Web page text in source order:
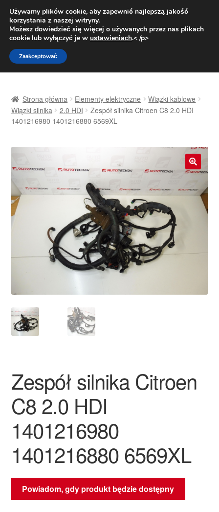
DOSTAWA od 31 zł
Pn.-pt. 9:00-16:00800 003 167
Przejdź
do
nawigacji
Przejdź
do
treści
Dostawa
Moje konto
O nas
Polityka prywatności
Skarga
Zasady i warunki
Strona główna Elementy elektryczne
Wiązki kablowe
Wiązki silnika
2.0 HDI
Zespół silnika Citroen C8 2.0 HDI
1401216980 1401216880 6569XL
🔍
Zespół silnika Citroen
C8 2.0 HDI
1401216980
1401216880 6569XL
Powiadom, gdy produkt będzie dostępny
Używamy plików cookie, aby zapewnić najlepszą jakość
korzystania z naszej witryny.
Możesz dowiedzieć się więcej o używanych przez nas plikach
cookie lub wyłączyć je w ustawieniach.< /p>
Zaakceptować